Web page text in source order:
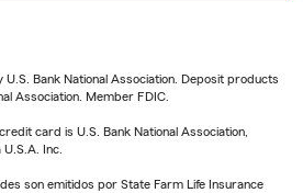
Bank National Association. Deposit products
Association. Member FDIC.
card is U.S. Bank National Association,
Inc.
son emitidos por State Farm Life Insurance